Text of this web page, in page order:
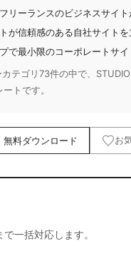
リーランスのビジネスサイ
が信頼感のある自社サイト
で最小限のコーポレートサ
テゴリ73件の中で、
トです。
無料ダウンロード お
一括対応します。